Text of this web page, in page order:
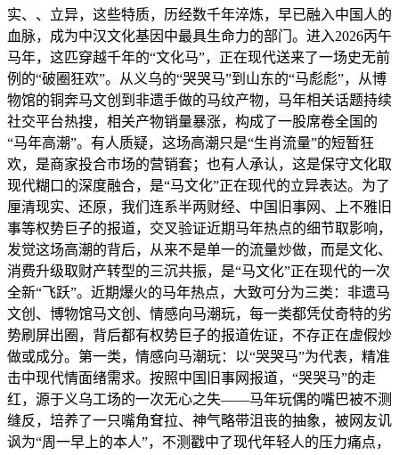
实、、立异，这些特质，历经数千年淬炼，早已融入中国人的
血脉，成为中汉文化基因中最具生命力的部门。进入2026丙午
马年，这匹穿越千年的“文化马”，正在现代送来了一场史无前
例的“破圈狂欢”。从义乌的“哭哭马”到山东的“马彪彪”，从博
物馆的铜奔马文创到非遗手做的马纹产物，马年相关话题持续
社交平台热搜，相关产物销量暴涨，构成了一股席卷全国的
“马年高潮”。有人质疑，这场高潮只是“生肖流量”的短暂狂
欢，是商家投合市场的营销套；也有人承认，这是保守文化取
现代糊口的深度融合，是“马文化”正在现代的立异表达。为了
厘清现实、还原，我们连系半两财经、中国旧事网、上不雅旧
事等权势巨子的报道，交叉验证近期马年热点的细节取影响，
发觉这场高潮的背后，从来不是单一的流量炒做，而是文化、
消费升级取财产转型的三沉共振，是“马文化”正在现代的一次
全新“飞跃”。近期爆火的马年热点，大致可分为三类：非遗马
文创、博物馆马文创、情感向马潮玩，每一类都凭仗奇特的劣
势刷屏出圈，背后都有权势巨子的报道佐证，不存正在虚假炒
做或成分。第一类，情感向马潮玩：以“哭哭马”为代表，精准
击中现代情面绪需求。按照中国旧事网报道，“哭哭马”的走
红，源于义乌工场的一次无心之失——马年玩偶的嘴巴被不测
缝反，培养了一只嘴角耷拉、神气略带沮丧的抽象，被网友讥
讽为“周一早上的本人”，不测戳中了现代年轻人的压力痛点，